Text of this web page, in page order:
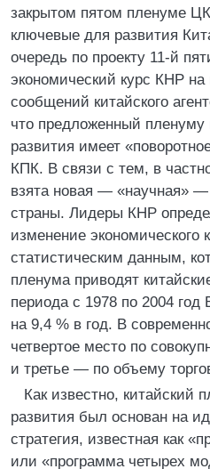
закрытом пятом пленуме
ключевые для развития
очередь по проекту 11-й
экономический курс КНР на
сообщений китайского
что предложенный пленуму
развития имеет
КПК. В связи с тем, в
взята новая — «научная» —
страны. Лидеры КНР
изменение экономического
статистическим данным,
пленума приводят
периода с 1978 по 2004
на 9,4 % в год. В
четвертое место по
и третье — по объему
Как известно, китайский
развития был основан на
стратегия, известная как
или «программа четырех